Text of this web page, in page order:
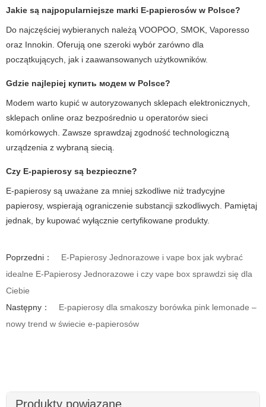
Jakie są najpopularniejsze marki E-papierosów w Polsce?
Do najczęściej wybieranych należą VOOPOO, SMOK, Vaporesso
oraz Innokin. Oferują one szeroki wybór zarówno dla
początkujących, jak i zaawansowanych użytkowników.
Gdzie najlepiej купить модем w Polsce?
Modem warto kupić w autoryzowanych sklepach elektronicznych,
sklepach online oraz bezpośrednio u operatorów sieci
komórkowych. Zawsze sprawdzaj zgodność technologiczną
urządzenia z wybraną siecią.
Czy E-papierosy są bezpieczne?
E-papierosy są uważane za mniej szkodliwe niż tradycyjne
papierosy, wspierają ograniczenie substancji szkodliwych. Pamiętaj
jednak, by kupować wyłącznie certyfikowane produkty.
Poprzedni：
E-Papierosy Jednorazowe i vape box jak wybrać
idealne E-Papierosy Jednorazowe i czy vape box sprawdzi się dla
Ciebie
Następny：
E-papierosy dla smakoszy borówka pink lemonade –
nowy trend w świecie e-papierosów
Produkty powiązane